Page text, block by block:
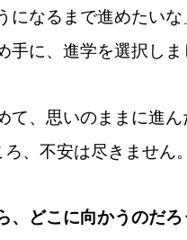
を見つけたい】
を見つけたい】
になるまで進めたいな
手に、進学を選択しま
て、思いのままに進
、不安は尽きません。
、どこに向かうのだろ